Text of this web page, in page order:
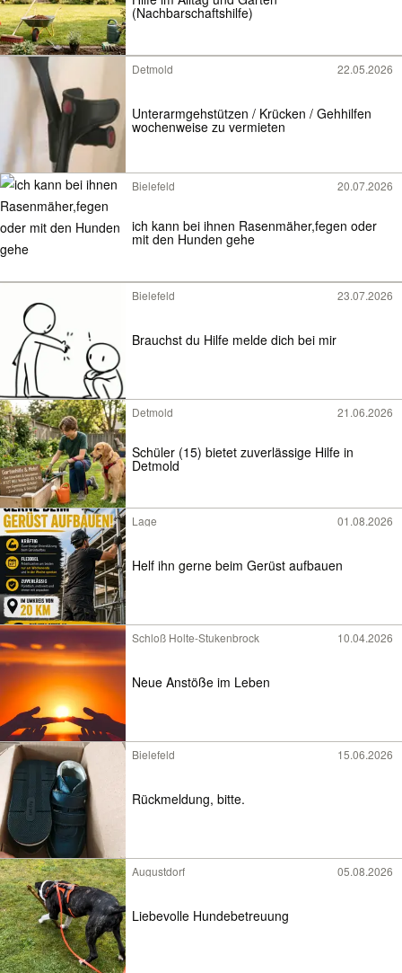
(Nachbarschaftshilfe)
Detmold 22.05.2026
Unterarmgehstützen / Krücken / Gehhilfen
wochenweise zu vermieten
Bielefeld 20.07.2026
ich kann bei ihnen Rasenmäher,fegen oder
mit den Hunden gehe
Bielefeld 23.07.2026
Brauchst du Hilfe melde dich bei mir
Detmold 21.06.2026
Schüler (15) bietet zuverlässige Hilfe in
Detmold
Lage 01.08.2026
Helf ihn gerne beim Gerüst aufbauen
Schloß Holte-Stukenbrock 10.04.2026
Neue Anstöße im Leben
Bielefeld 15.06.2026
Rückmeldung, bitte.
Augustdorf 05.08.2026
Liebevolle Hundebetreuung